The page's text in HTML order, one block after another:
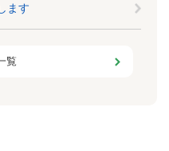
ます
覧